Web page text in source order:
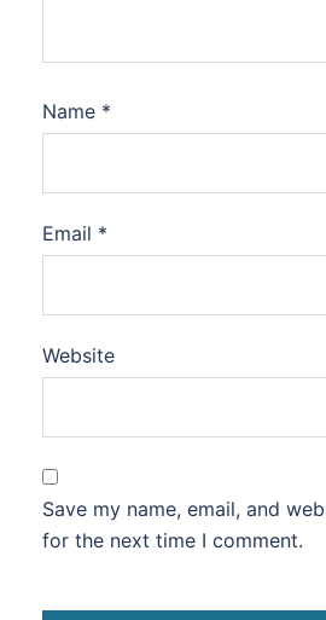
Name *
Email *
Website
Save my name, email, and
for the next time I comment.